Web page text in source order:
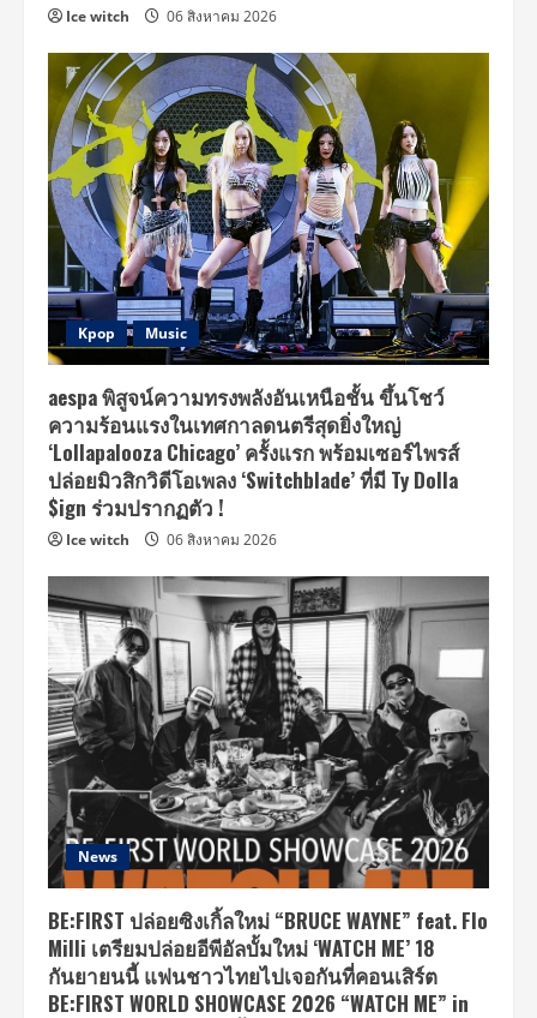
Ice witch 06 สิงหาคม 2026
Kpop Music
aespa พิสูจน์ความทรงพลังอันเหนือชั้น ขึ้นโชว์
ความร้อนแรงในเทศกาลดนตรีสุดยิ่งใหญ่
‘Lollapalooza Chicago’ ครั้งแรก พร้อมเซอร์ไพรส์
ปล่อยมิวสิกวิดีโอเพลง ‘Switchblade’ ที่มี Ty Dolla
$ign ร่วมปรากฏตัว !
Ice witch 06 สิงหาคม 2026
News
BE:FIRST ปล่อยซิงเกิ้ลใหม่ “BRUCE WAYNE” feat. Flo
Milli เตรียมปล่อยอีพีอัลบั้มใหม่ ‘WATCH ME’ 18
กันยายนนี้ แฟนชาวไทยไปเจอกันที่คอนเสิร์ต
BE:FIRST WORLD SHOWCASE 2026 “WATCH ME” in